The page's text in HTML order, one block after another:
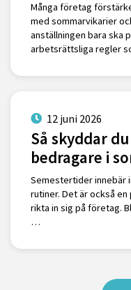
Många företag
med sommarvikarier
anställningen bara ska
arbetsrättsliga regler
12 juni 2026
Så skyddar
bedragare i
Semestertider innebär
rutiner. Det är också
rikta in sig på företag.
…